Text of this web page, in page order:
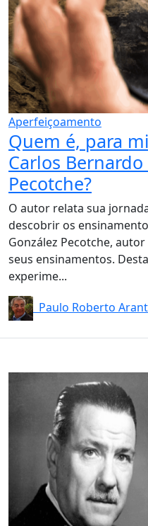
Aperfeiçoamento
Quem é, para
Carlos Bernardo
Pecotche?
O autor relata sua
descobrir os
González Pecotche,
seus ensinamentos.
experime...
Paulo Roberto